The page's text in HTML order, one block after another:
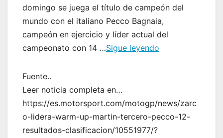
domingo se juega el título de campeón del
mundo con el italiano Pecco Bagnaia,
campeón en ejercicio y líder actual del
campeonato con 14 …Sigue leyendo
Fuente..
Leer noticia completa en…
https://es.motorsport.com/motogp/news/zarc
o-lidera-warm-up-martin-tercero-pecco-12-
resultados-clasificacion/10551977/?